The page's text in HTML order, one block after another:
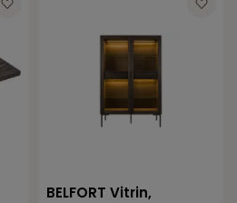
BELFORT Vitrin,